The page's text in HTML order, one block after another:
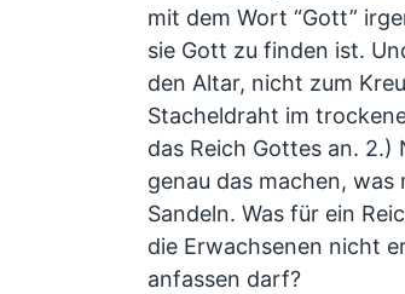
mit dem Wort “Gott”
sie Gott zu finden ist.
den Altar, nicht zum
Stacheldraht im
das Reich Gottes an.
genau das machen,
Sandeln. Was für ein
die Erwachsenen nicht
anfassen darf?